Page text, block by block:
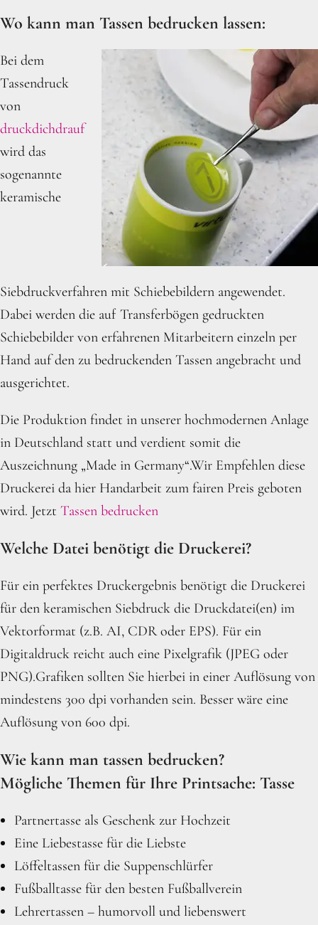
Wo kann man Tassen bedrucken lassen:
Bei dem
Tassendruck
von
druckdichdrauf
wird das
sogenannte
keramische
Siebdruckverfahren mit Schiebebildern angewendet.
Dabei werden die auf Transferbögen gedruckten
Schiebebilder von erfahrenen Mitarbeitern einzeln per
Hand auf den zu bedruckenden Tassen angebracht und
ausgerichtet.
Die Produktion findet in unserer hochmodernen Anlage
in Deutschland statt und verdient somit die
Auszeichnung „Made in Germany“.Wir Empfehlen diese
Druckerei da hier Handarbeit zum fairen Preis geboten
wird. Jetzt Tassen bedrucken
Welche Datei benötigt die Druckerei?
Für ein perfektes Druckergebnis benötigt die Druckerei
für den keramischen Siebdruck die Druckdatei(en) im
Vektorformat (z.B. AI, CDR oder EPS). Für ein
Digitaldruck reicht auch eine Pixelgrafik (JPEG oder
PNG).Grafiken sollten Sie hierbei in einer Auflösung von
mindestens 300 dpi vorhanden sein. Besser wäre eine
Auflösung von 600 dpi.
Wie kann man tassen bedrucken?
Mögliche Themen für Ihre Printsache: Tasse
Partnertasse als Geschenk zur Hochzeit
Eine Liebestasse für die Liebste
Löffeltassen für die Suppenschlürfer
Fußballtasse für den besten Fußballverein
Lehrertassen – humorvoll und liebenswert